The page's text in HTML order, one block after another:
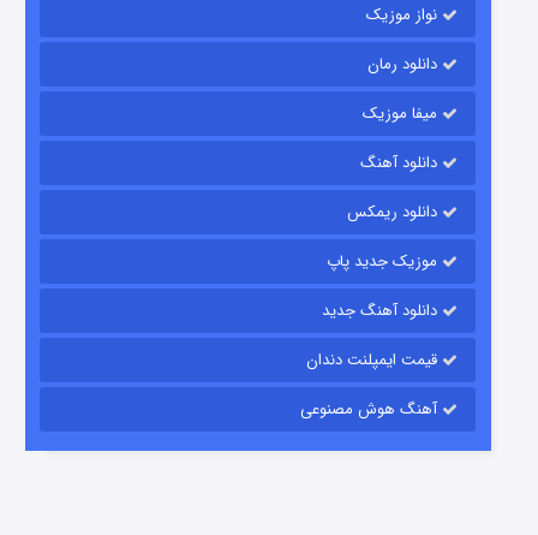
قسمت
نواز موزیک
دانلود رمان
میفا موزیک
دانلود آهنگ
دانلود ریمکس
موزیک جدید پاپ
دانلود آهنگ جدید
قیمت ایمپلنت دندان
آهنگ هوش مصنوعی